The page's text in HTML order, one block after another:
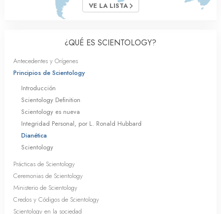
VE LA LISTA
¿QUÉ ES SCIENTOLOGY?
Antecedentes y Orígenes
Principios de Scientology
Introducción
Scientology Definition
Scientology es nueva
Integridad Personal, por L. Ronald Hubbard
Dianética
Scientology
Prácticas de Scientology
Ceremonias de Scientology
Ministerio de Scientology
Credos y Códigos de Scientology
Scientology en la sociedad